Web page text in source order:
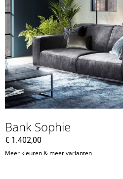
Bank Sophie
€ 1.402,00
Meer kleuren & meer varianten